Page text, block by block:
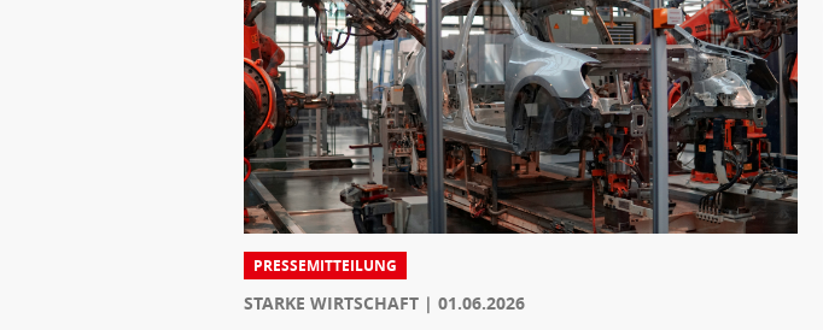
PRESSEMITTEILUNG
STARKE WIRTSCHAFT 01.06.2026